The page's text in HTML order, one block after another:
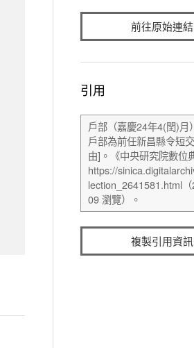
前往原始連結
引用
複製引用資訊